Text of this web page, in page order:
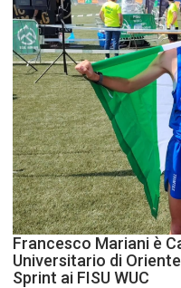
Francesco Mariani è
Universitario di
Sprint ai FISU WUC